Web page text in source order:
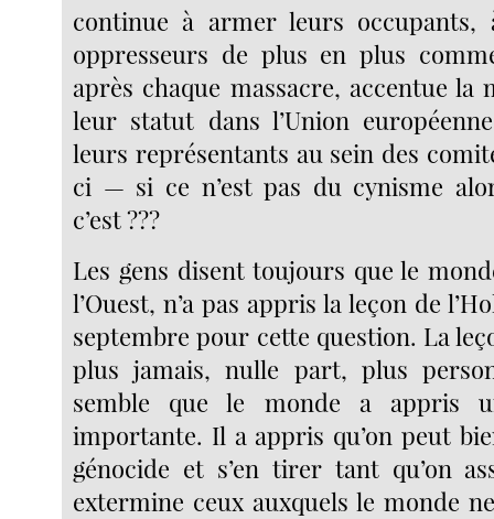
continue à armer leurs occupants,
oppresseurs de plus en plus
après chaque massacre, accentue la
leur statut dans l’Union
leurs représentants au sein des
ci — si ce n’est pas du cynisme
c’est ???
Les gens disent toujours que le
l’Ouest, n’a pas appris la leçon de
septembre pour cette question. La
plus jamais, nulle part, plus
semble que le monde a appris
importante. Il a appris qu’on peut
génocide et s’en tirer tant qu’on
extermine ceux auxquels le monde